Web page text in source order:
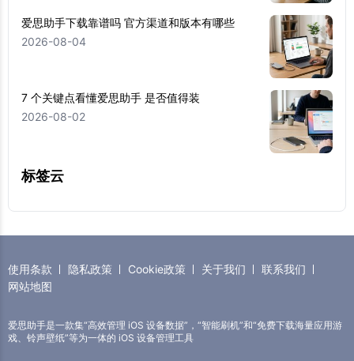
爱思助手下载靠谱吗 官方渠道和版本有哪些
2026-08-04
7 个关键点看懂爱思助手 是否值得装
2026-08-02
标签云
使用条款 隐私政策 Cookie政策 关于我们
联系我们
网站地图
爱思助手是一款集“高效管理 iOS 设备数据”，“智能刷机”和“免费下载海量应用游
戏、铃声壁纸”等为一体的 iOS 设备管理工具